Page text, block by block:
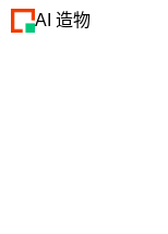
AI 造物